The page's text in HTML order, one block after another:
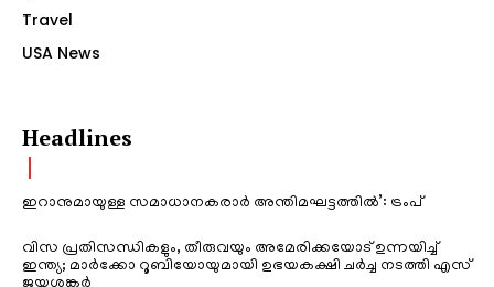
Travel
USA News
Headlines
ഇറാനുമായുള്ള സമാധാനകരാർ അന്തിമഘട്ടത്തിൽ‌’: ട്രംപ്
വിസ പ്രതിസന്ധികളും, തീരുവയും അമേരിക്കയോട് ഉന്നയിച്ച്
ഇന്ത്യ; മാർക്കോ റൂബിയോയുമായി ഉഭയകക്ഷി ചർച്ച നടത്തി എസ്